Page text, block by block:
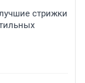
стрижки